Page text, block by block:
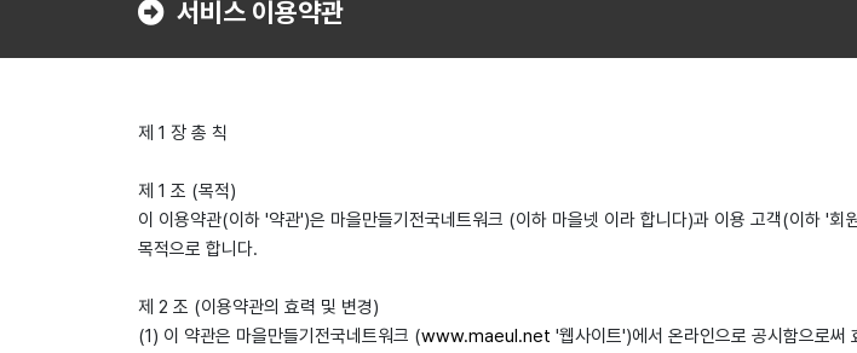
서비스 이용약관
제 1 장 총 칙
제 1 조 (목적)
이 이용약관(이하 '약관')은 마을만들기전국네트워크 (이하 마을넷 이라 합니다)과 이용 고객(이하 '
목적으로 합니다.
제 2 조 (이용약관의 효력 및 변경)
(1) 이 약관은 마을만들기전국네트워크 (www.maeul.net '웹사이트')에서 온라인으로 공시함으로써